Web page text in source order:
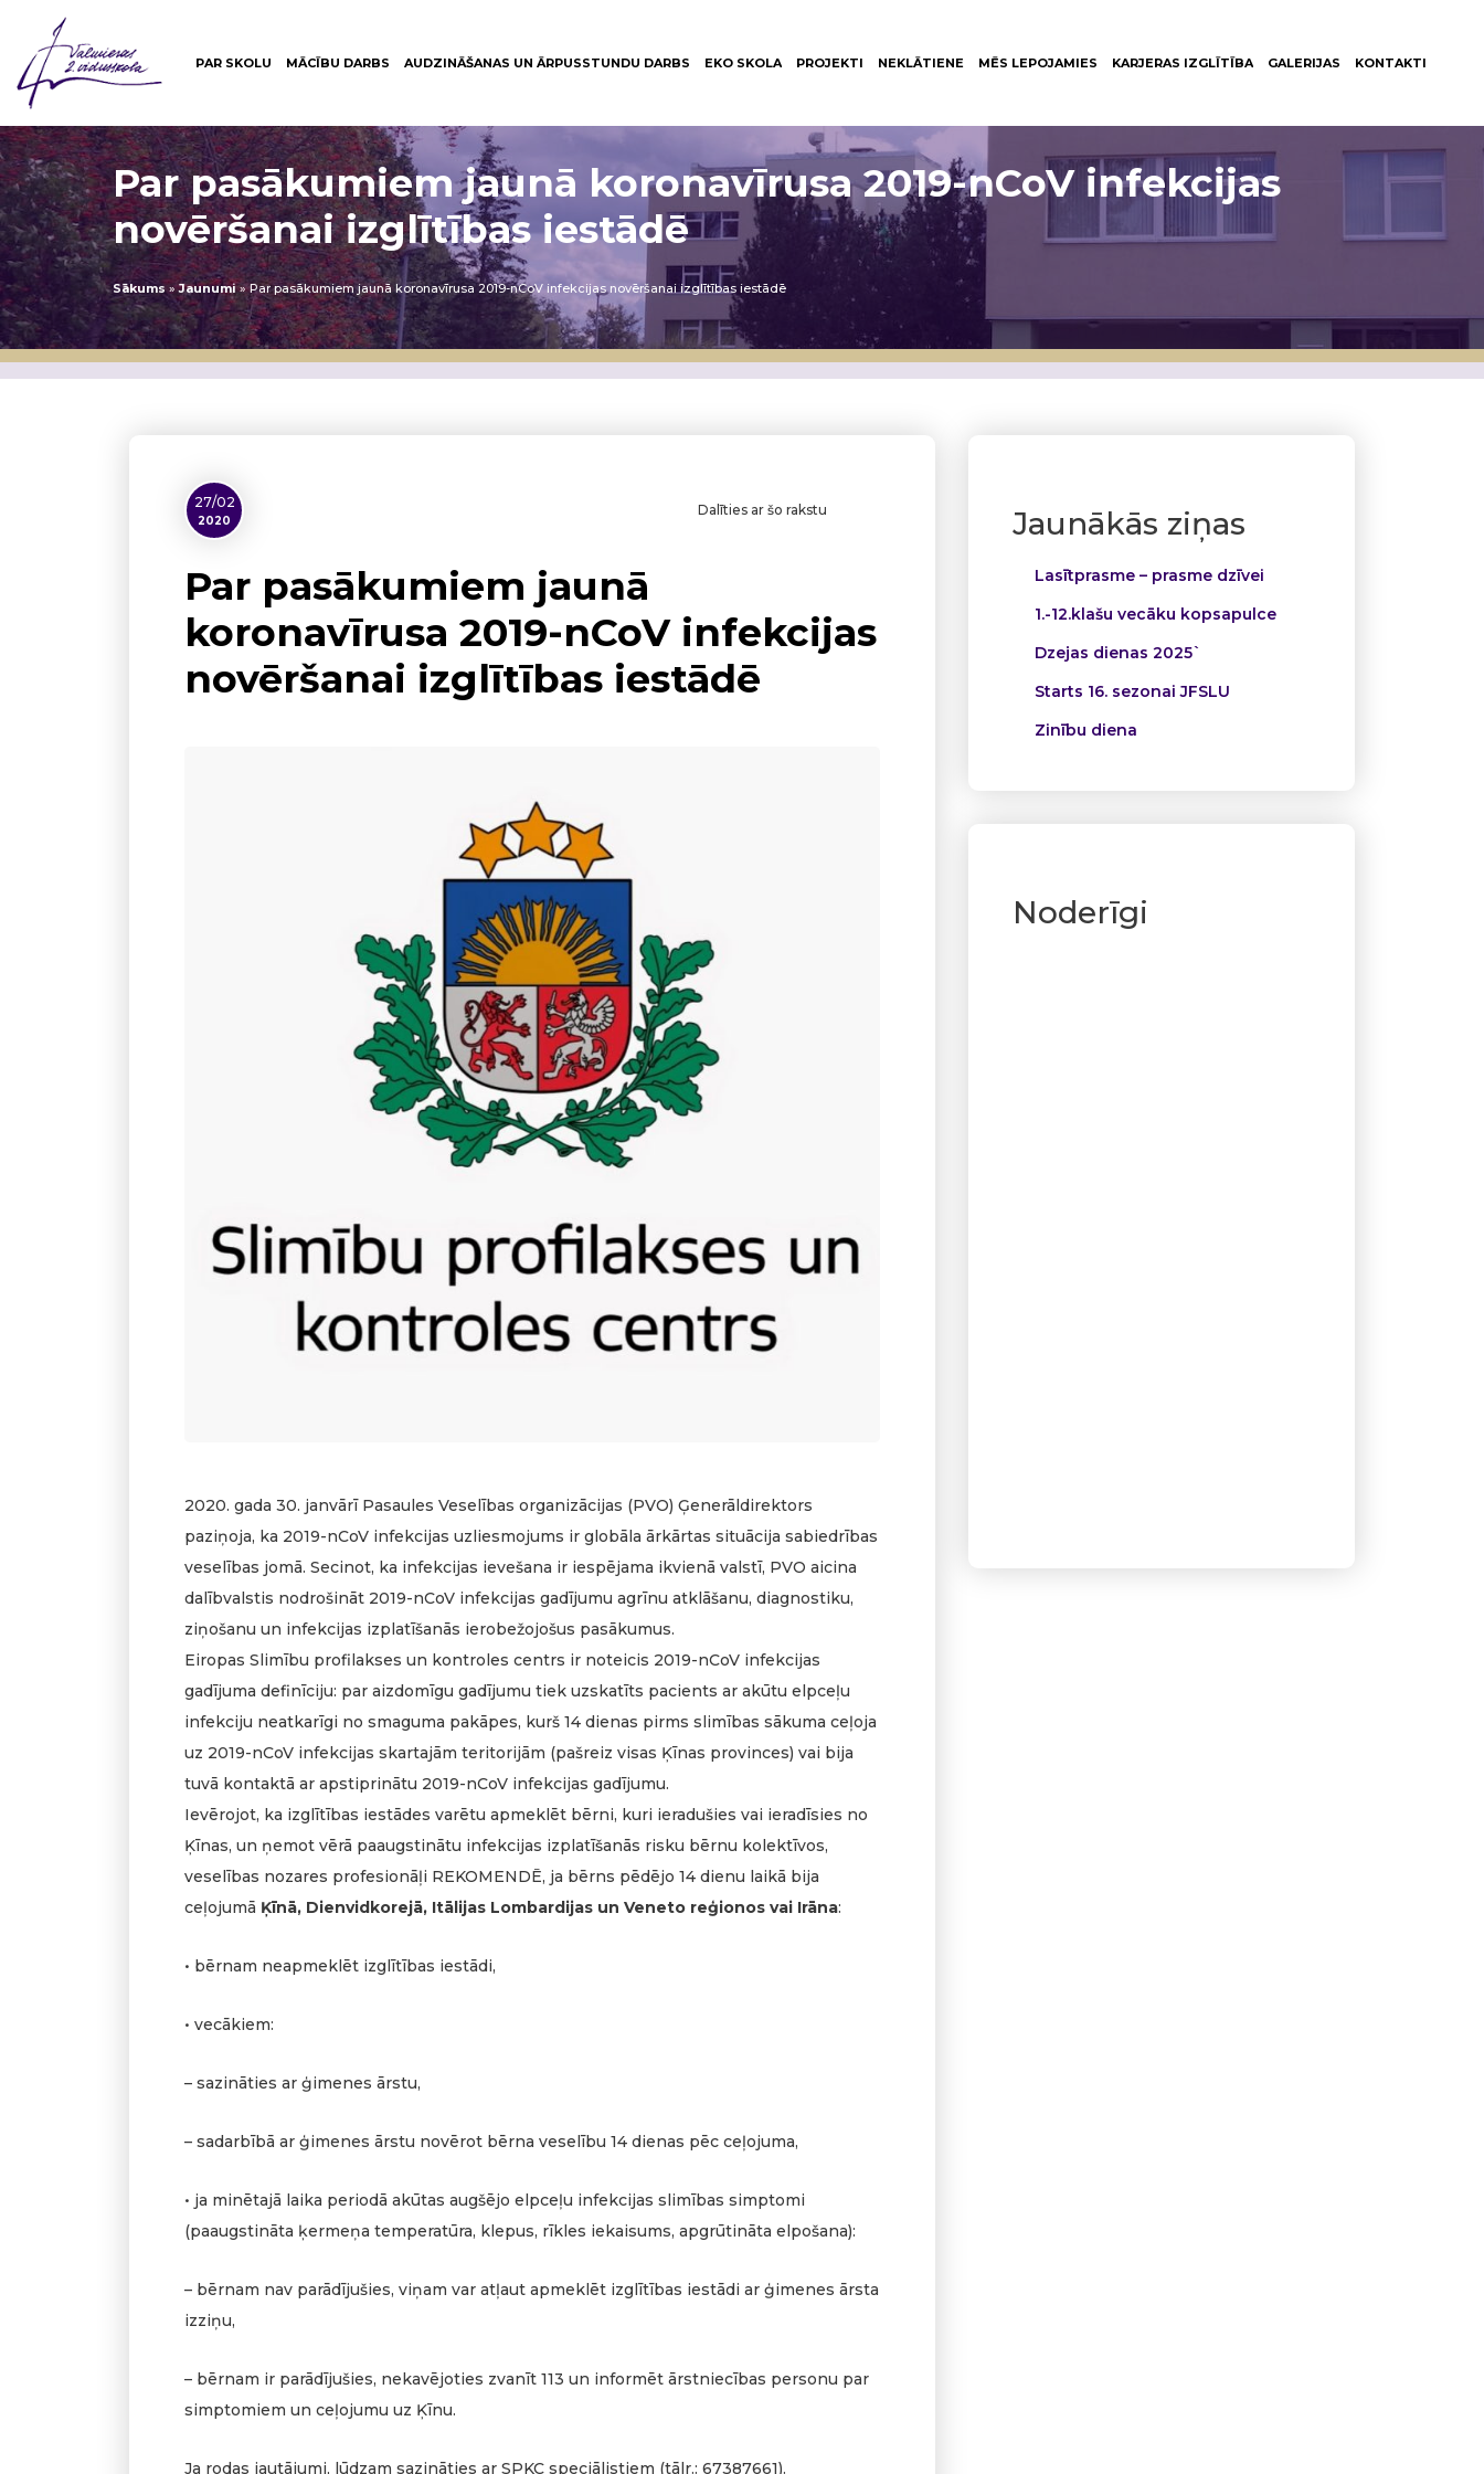
PAR SKOLU MĀCĪBU DARBS AUDZINĀŠANAS UN ĀRPUSSTUNDU DARBS EKO SKOLA PROJEKTI NEKLĀTIENE MĒS LEPOJAMIES KARJERAS IZGLĪTĪBA GALERIJAS KONTAKTI
Par pasākumiem jaunā koronavīrusa 2019-nCoV infekcijas
novēršanai izglītības iestādē
Sākums»Jaunumi»Par pasākumiem jaunā koronavīrusa 2019-nCoV infekcijas novēršanai izglītības iestādē
Jaunākās ziņas
Lasītprasme – prasme dzīvei
1.-12.klašu vecāku kopsapulce
Dzejas dienas 2025`
Starts 16. sezonai JFSLU
Zinību diena
Noderīgi
27/02
2020
Dalīties ar šo rakstu
Par pasākumiem jaunā
koronavīrusa 2019-nCoV infekcijas
novēršanai izglītības iestādē
2020. gada 30. janvārī Pasaules Veselības organizācijas (PVO) Ģenerāldirektors
paziņoja, ka 2019-nCoV infekcijas uzliesmojums ir globāla ārkārtas situācija sabiedrības
veselības jomā. Secinot, ka infekcijas ievešana ir iespējama ikvienā valstī, PVO aicina
dalībvalstis nodrošināt 2019-nCoV infekcijas gadījumu agrīnu atklāšanu, diagnostiku,
ziņošanu un infekcijas izplatīšanās ierobežojošus pasākumus.
Eiropas Slimību profilakses un kontroles centrs ir noteicis 2019-nCoV infekcijas
gadījuma definīciju: par aizdomīgu gadījumu tiek uzskatīts pacients ar akūtu elpceļu
infekciju neatkarīgi no smaguma pakāpes, kurš 14 dienas pirms slimības sākuma ceļoja
uz 2019-nCoV infekcijas skartajām teritorijām (pašreiz visas Ķīnas provinces) vai bija
tuvā kontaktā ar apstiprinātu 2019-nCoV infekcijas gadījumu.
Ievērojot, ka izglītības iestādes varētu apmeklēt bērni, kuri ieradušies vai ieradīsies no
Ķīnas, un ņemot vērā paaugstinātu infekcijas izplatīšanās risku bērnu kolektīvos,
veselības nozares profesionāļi REKOMENDĒ, ja bērns pēdējo 14 dienu laikā bija
ceļojumā Ķīnā, Dienvidkorejā, Itālijas Lombardijas un Veneto reģionos vai Irāna:
• bērnam neapmeklēt izglītības iestādi,
• vecākiem:
– sazināties ar ģimenes ārstu,
– sadarbībā ar ģimenes ārstu novērot bērna veselību 14 dienas pēc ceļojuma,
• ja minētajā laika periodā akūtas augšējo elpceļu infekcijas slimības simptomi
(paaugstināta ķermeņa temperatūra, klepus, rīkles iekaisums, apgrūtināta elpošana):
– bērnam nav parādījušies, viņam var atļaut apmeklēt izglītības iestādi ar ģimenes ārsta
izziņu,
– bērnam ir parādījušies, nekavējoties zvanīt 113 un informēt ārstniecības personu par
simptomiem un ceļojumu uz Ķīnu.
Ja rodas jautājumi, lūdzam sazināties ar SPKC speciālistiem (tālr.: 67387661).